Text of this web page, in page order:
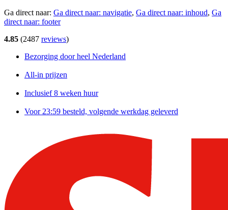
Ga direct naar: Ga direct naar: navigatie, Ga direct naar: inhoud, Ga
direct naar: footer
4.85 (2487 reviews)
Bezorging door heel Nederland
All-in prijzen
Inclusief 8 weken huur
Voor 23:59 besteld, volgende werkdag geleverd